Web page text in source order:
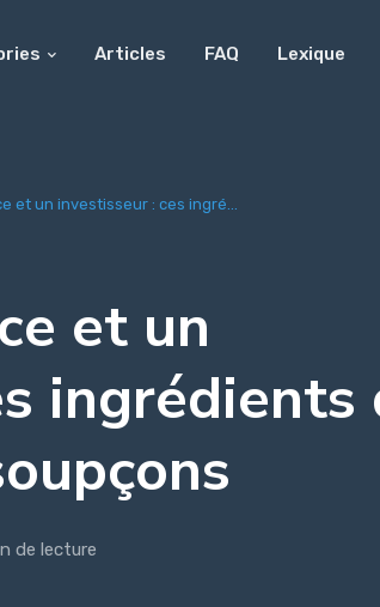
Articles FAQ Lexique
et un investisseur : ces ingré...
et un
ingrédients
de lecture